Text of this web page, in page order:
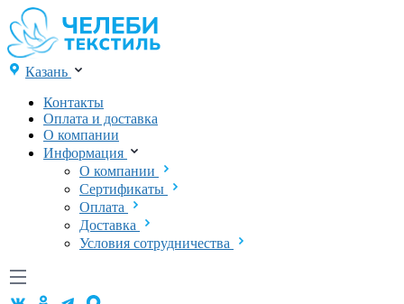
Казань
Контакты
Оплата и доставка
О компании
Информация
О компании
Сертификаты
Оплата
Доставка
Условия сотрудничества